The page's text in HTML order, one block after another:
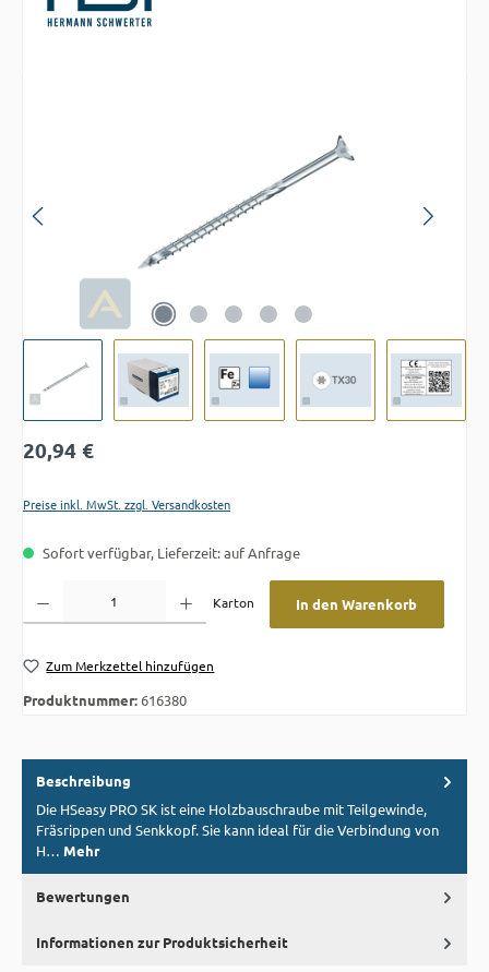
Regulärer Preis:
20,94 €
Preise inkl. MwSt. zzgl. Versandkosten
Sofort verfügbar, Lieferzeit: auf Anfrage
Karton
In den Warenkorb
Zum Merkzettel hinzufügen
Produktnummer:616380
Beschreibung
Die HSeasy PRO SK ist eine Holzbauschraube mit Teilgewinde,
Fräsrippen und Senkkopf. Sie kann ideal für die Verbindung von
H… Mehr
Bewertungen
Informationen zur Produktsicherheit